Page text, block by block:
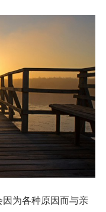
为各种原因而与亲